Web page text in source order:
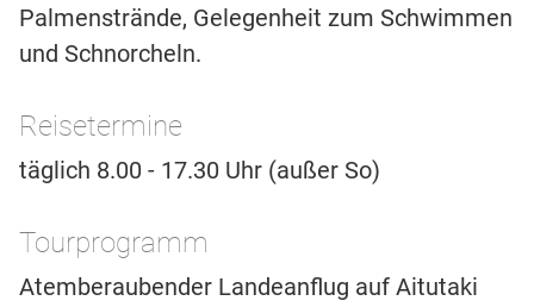
Palmenstrände, Gelegenheit zum Schwimmen
und Schnorcheln.
Reisetermine
täglich 8.00 - 17.30 Uhr (außer So)
Tourprogramm
Atemberaubender Landeanflug auf Aitutaki